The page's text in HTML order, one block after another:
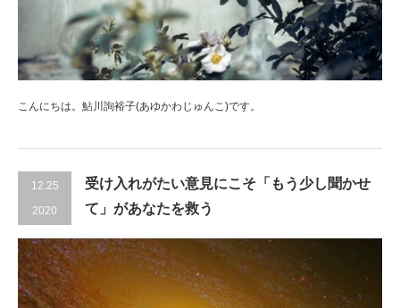
こんにちは。鮎川詢裕子(あゆかわじゅんこ)です。
12.25
2020
受け入れがたい意見にこそ「もう少し聞かせ
て」があなたを救う